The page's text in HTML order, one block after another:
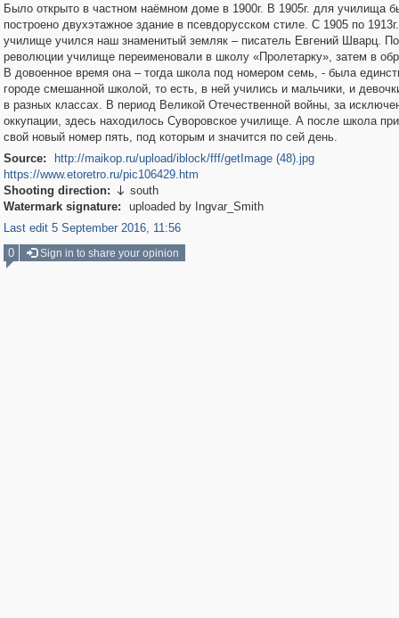
Было открыто в частном наёмном доме в 1900г. В 1905г. для училища
построено двухэтажное здание в псевдорусском стиле. С 1905 по
училище учился наш знаменитый земляк – писатель Евгений Шварц.
революции училище переименовали в школу «Пролетарку», затем в
В довоенное время она – тогда школа под номером семь, - была
городе смешанной школой, то есть, в ней учились и мальчики, и
в разных классах. В период Великой Отечественной войны, за
оккупации, здесь находилось Суворовское училище. А после школа
свой новый номер пять, под которым и значится по сей день.
Source:
http://maikop.ru/upload/iblock/fff/getImage (48).jpg
https://www.etoretro.ru/pic106429.htm
Shooting direction:  south
Watermark signature:
uploaded by Ingvar_Smith
Last edit 5 September 2016, 11:56
0
Sign in to share your opinion